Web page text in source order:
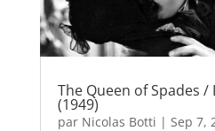
The Queen of Spades
(1949)
par Nicolas Botti | Sep 7,